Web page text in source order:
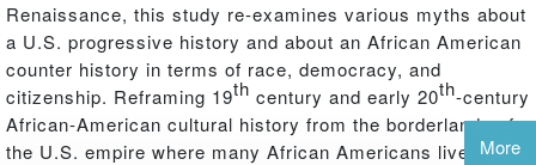
Renaissance, this study re-examines various myths about
a U.S. progressive history and about an African American
counter history in terms of race, democracy, and
citizenship. Reframing 19th century and early 20th-century
African-American cultural history from the borderlands of
the U.S. empire where many African Americans lived,More